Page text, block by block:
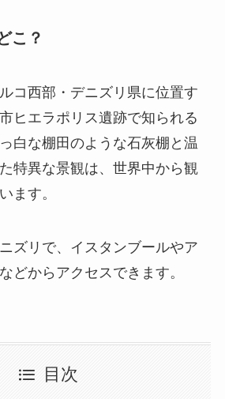
こ？
コ西部・デニズリ県に位置す
ヒエラポリス遺跡で知られる
白な棚田のような石灰棚と温
特異な景観は、世界中から観
ます。
ズリで、イスタンブールやア
どからアクセスできます。
目次